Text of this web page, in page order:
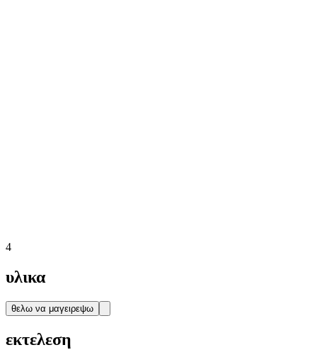
4
υλικα
θελω να μαγειρεψω
εκτελεση